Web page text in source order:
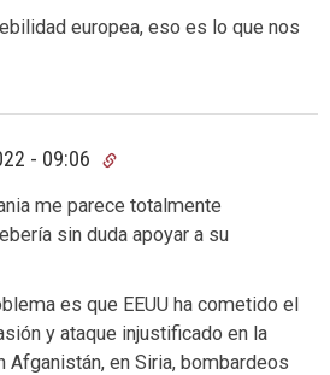
europea, eso es lo que nos
- 09:06
me parece totalmente
sin duda apoyar a su
es que EEUU ha cometido el
y ataque injustificado en la
Afganistán, en Siria, bombardeos